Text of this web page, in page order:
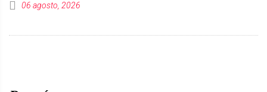
06 agosto, 2026